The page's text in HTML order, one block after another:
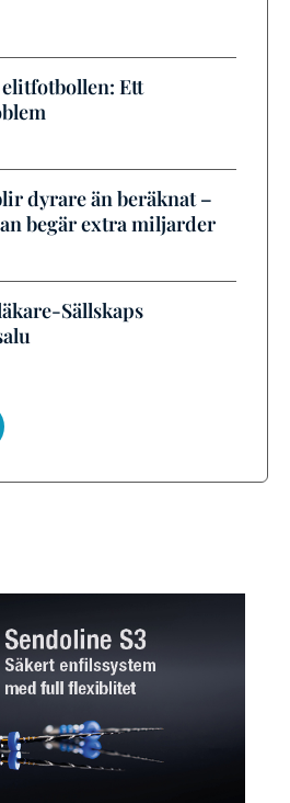
Ett
dyrare än beräknat –
begär extra miljarder
Sällskaps